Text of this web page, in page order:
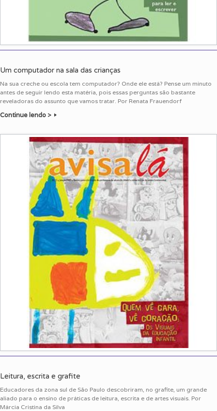
Um computador na sala das crianças
Na sua creche ou escola tem computador? Onde ele está? Pense um minuto
antes de seguir lendo esta matéria, pois essas perguntas são bastante
reveladoras do assunto que vamos tratar. Por Renata Frauendorf
Continue lendo >
Leitura, escrita e grafite
Educadores da zona sul de São Paulo descobriram, no grafite, um grande
aliado para o ensino de práticas de leitura, escrita e de artes visuais. Por
Márcia Cristina da Silva